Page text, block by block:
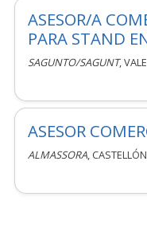
ASESOR/A
PARA STAND
SAGUNTO/SAGUNT,
ASESOR
ALMASSORA,